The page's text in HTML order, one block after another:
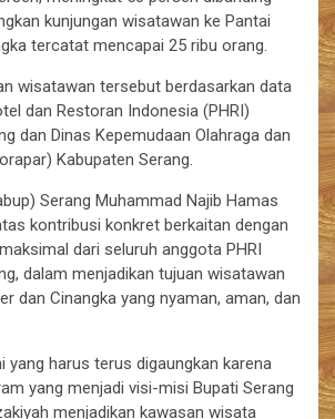
kunjungan wisatawan ke Pantai
tercatat mencapai 25 ribu orang.
wisatawan tersebut berdasarkan data
dan Restoran Indonesia (PHRI)
dan Dinas Kepemudaan Olahraga dan
Kabupaten Serang.
Serang Muhammad Najib Hamas
kontribusi konkret berkaitan dengan
dari seluruh anggota PHRI
dalam menjadikan tujuan wisatawan
dan Cinangka yang nyaman, aman, dan
yang harus terus digaungkan karena
yang menjadi visi-misi Bupati Serang
menjadikan kawasan wisata